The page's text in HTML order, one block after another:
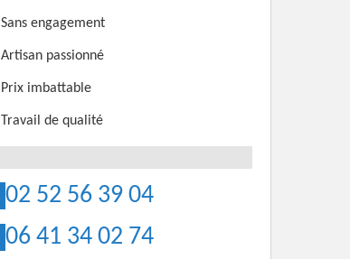
Sans engagement
Artisan passionné
Prix imbattable
Travail de qualité
02 52 56 39 04
06 41 34 02 74